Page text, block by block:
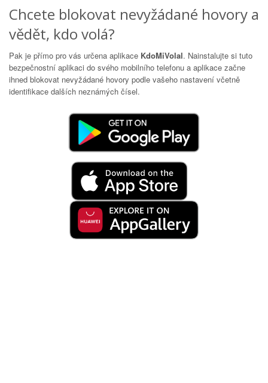
Chcete blokovat nevyžádané hovory a
vědět, kdo volá?
Pak je přímo pro vás určena aplikace KdoMiVolal. Nainstalujte si tuto
bezpečnostní aplikaci do svého mobilního telefonu a aplikace začne
ihned blokovat nevyžádané hovory podle vašeho nastavení včetně
identifikace dalších neznámých čísel.